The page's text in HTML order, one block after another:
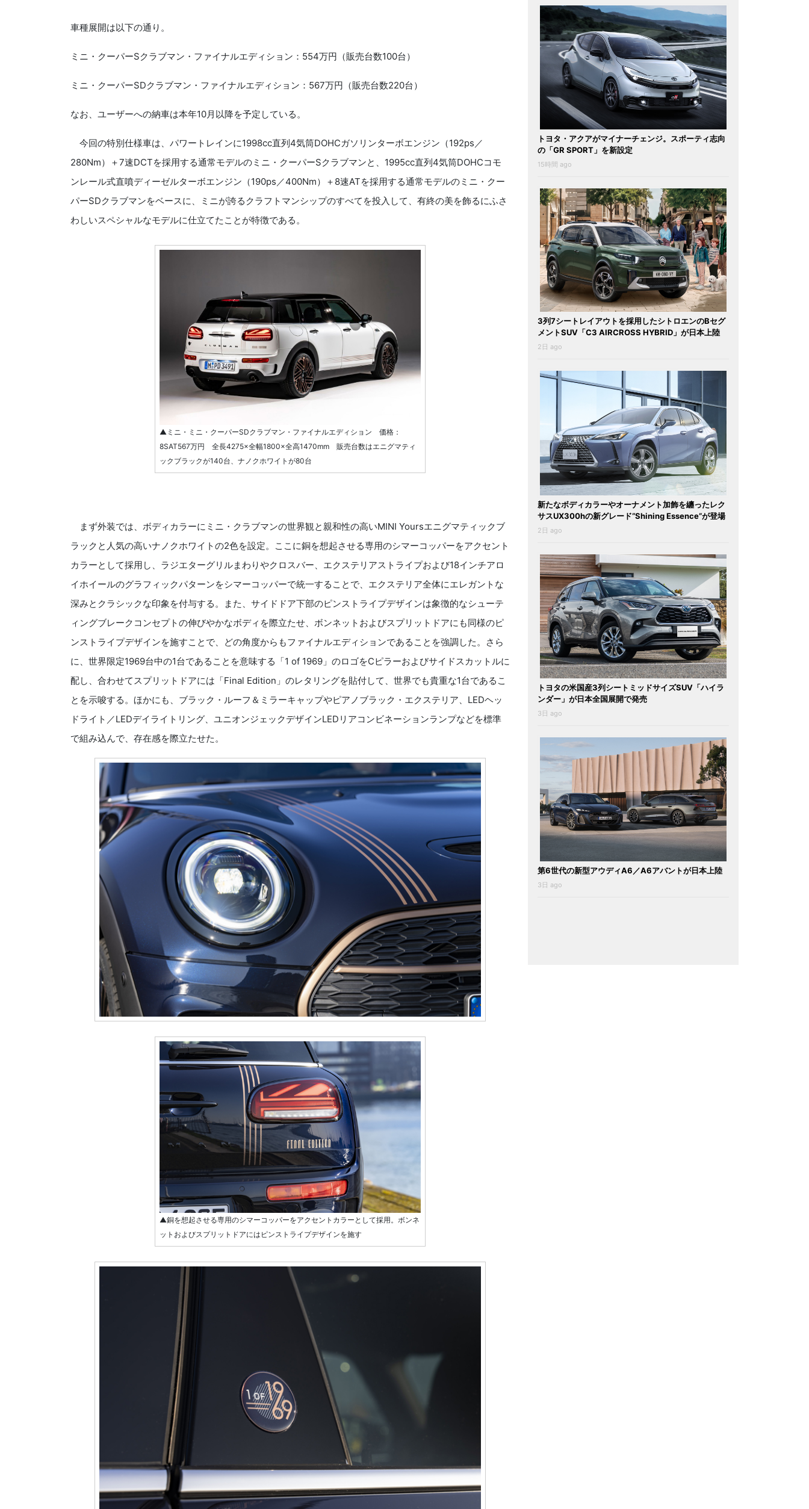
車種展開は以下の通り。
ミニ・クーパーSクラブマン・ファイナルエディション：554万円（販売台数100台）
ミニ・クーパーSDクラブマン・ファイナルエディション：567万円（販売台数220台）
なお、ユーザーへの納車は本年10月以降を予定している。
今回の特別仕様車は、パワートレインに1998cc直列4気筒DOHCガソリンターボエンジン（192ps／
280Nm）＋7速DCTを採用する通常モデルのミニ・クーパーSクラブマンと、1995cc直列4気筒DOHCコモ
ンレール式直噴ディーゼルターボエンジン（190ps／400Nm）＋8速ATを採用する通常モデルのミニ・クー
パーSDクラブマンをベースに、ミニが誇るクラフトマンシップのすべてを投入して、有終の美を飾るにふさ
わしいスペシャルなモデルに仕立てたことが特徴である。
▲ミニ・ミニ・クーパーSDクラブマン・ファイナルエディション 価格：
8SAT567万円 全長4275×全幅1800×全高1470mm 販売台数はエニグマティ
ックブラックが140台、ナノクホワイトが80台
まず外装では、ボディカラーにミニ・クラブマンの世界観と親和性の高いMINI Yoursエニグマティックブ
ラックと人気の高いナノクホワイトの2色を設定。ここに銅を想起させる専用のシマーコッパーをアクセント
カラーとして採用し、ラジエターグリルまわりやクロスバー、エクステリアストライプおよび18インチアロ
イホイールのグラフィックパターンをシマーコッパーで統一することで、エクステリア全体にエレガントな
深みとクラシックな印象を付与する。また、サイドドア下部のピンストライプデザインは象徴的なシューテ
ィングブレークコンセプトの伸びやかなボディを際立たせ、ボンネットおよびスプリットドアにも同様のピ
ンストライプデザインを施すことで、どの角度からもファイナルエディションであることを強調した。さら
に、世界限定1969台中の1台であることを意味する「1 of 1969」のロゴをCピラーおよびサイドスカットルに
配し、合わせてスプリットドアには「Final Edition」のレタリングを貼付して、世界でも貴重な1台であるこ
とを示唆する。ほかにも、ブラック・ルーフ＆ミラーキャップやピアノブラック・エクステリア、LEDヘッ
ドライト／LEDデイライトリング、ユニオンジェックデザインLEDリアコンビネーションランプなどを標準
で組み込んで、存在感を際立たせた。
▲銅を想起させる専用のシマーコッパーをアクセントカラーとして採用。ボンネ
ットおよびスプリットドアにはピンストライプデザインを施す
トヨタ・アクアがマイナーチェンジ。スポーティ志向
の「GR SPORT」を新設定
15時間 ago
3列7シートレイアウトを採用したシトロエンのBセグ
メントSUV「C3 AIRCROSS HYBRID」が日本上陸
2日 ago
新たなボディカラーやオーナメント加飾を纏ったレク
サスUX300hの新グレード“Shining Essence”が登場
2日 ago
トヨタの米国産3列シートミッドサイズSUV「ハイラ
ンダー」が日本全国展開で発売
3日 ago
第6世代の新型アウディA6／A6アバントが日本上陸
3日 ago